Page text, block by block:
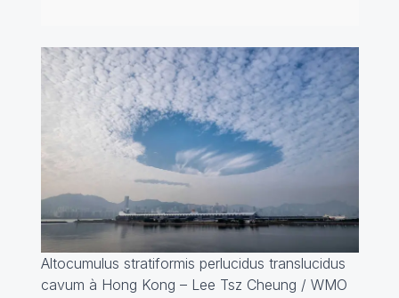
Altocumulus stratiformis perlucidus translucidus
cavum à Hong Kong – Lee Tsz Cheung / WMO